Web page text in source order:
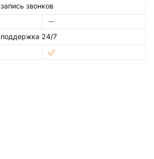
звонков
поддержка 24/7